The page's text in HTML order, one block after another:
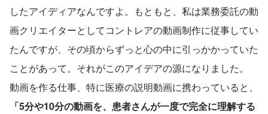
したアイディアなんですよ。もともと、私は業務委託の動
画クリエイターとしてコントレアの動画制作に従事してい
たんですが、その頃からずっと心の中に引っかかっていた
ことがあって。それがこのアイデアの源になりました。
動画を作る仕事、特に医療の説明動画に携わっていると、
「5分や10分の動画を、患者さんが一度で完全に理解する